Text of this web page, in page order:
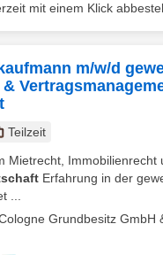
mit einem Klick
m/w/d
Teilzeit
Mietrecht, Immobilienrecht
Erfahrung in der
...
Grundbesitz GmbH